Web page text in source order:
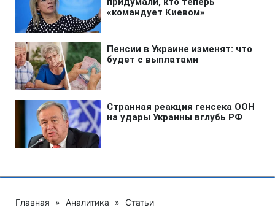
Главная » Аналитика » Статьи